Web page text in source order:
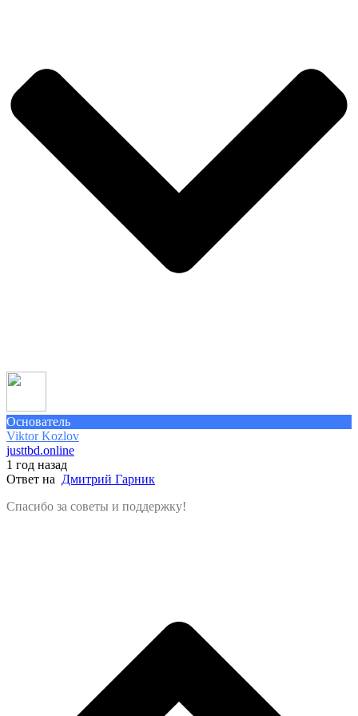
Основатель
Viktor Kozlov
justtbd.online
1 год назад
Ответ на Дмитрий Гарник
Спасибо за советы и поддержку!